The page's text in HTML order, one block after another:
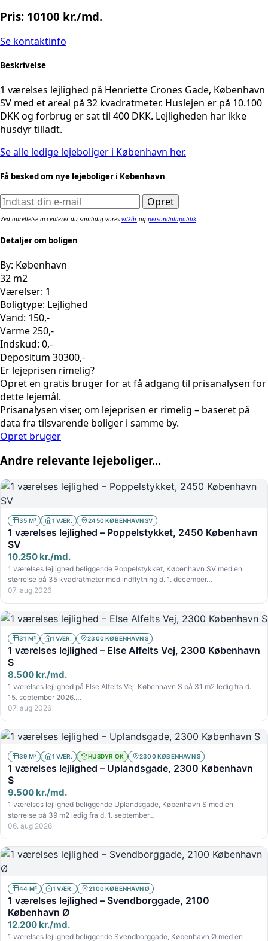
Pris: 10100 kr./md.
Se kontaktinfo
Beskrivelse
1 værelses lejlighed på Henriette Crones Gade, København
SV med et areal på 32 kvadratmeter. Huslejen er på 10.100
DKK og forbrug er sat til 400 DKK. Lejligheden har ikke
husdyr tilladt.
Se alle ledige lejeboliger i København her.
Få besked om nye lejeboliger i København
Ved oprettelse accepterer du samtidig vores vilkårog persondatapolitik
Detaljer om boligen
By: København
32 m2
Værelser: 1
Boligtype: Lejlighed
Vand: 150,-
Varme 250,-
Indskud: 0,-
Depositum 30300,-
Er lejeprisen rimelig?
Opret en gratis bruger for at få adgang til prisanalysen for
dette lejemål.
Prisanalysen viser, om lejeprisen er rimelig – baseret på
data fra tilsvarende boliger i samme by.
Opret bruger
Andre relevante lejeboliger...
35 M² 1 VÆR. 2450 KØBENHAVN SV
1 værelses lejlighed – Poppelstykket, 2450 København
SV
10.250 kr./md.
1 værelses lejlighed beliggende Poppelstykket, København SV med en
størrelse på 35 kvadratmeter med indflytning d. 1. december…
07. aug 2026
31 M² 1 VÆR. 2300 KØBENHAVN S
1 værelses lejlighed – Else Alfelts Vej, 2300 København
S
8.500 kr./md.
1 værelses lejlighed på Else Alfelts Vej, København S på 31 m2 ledig fra d.
15. september 2026.…
07. aug 2026
39 M² 1 VÆR. HUSDYR OK 2300 KØBENHAVN S
1 værelses lejlighed – Uplandsgade, 2300 København
S
9.500 kr./md.
1 værelses lejlighed beliggende Uplandsgade, København S med en
størrelse på 39 m2 ledig fra d. 1. september…
06. aug 2026
44 M² 1 VÆR. 2100 KØBENHAVN Ø
1 værelses lejlighed – Svendborggade, 2100
København Ø
12.200 kr./md.
1 værelses lejlighed beliggende Svendborggade, København Ø med en